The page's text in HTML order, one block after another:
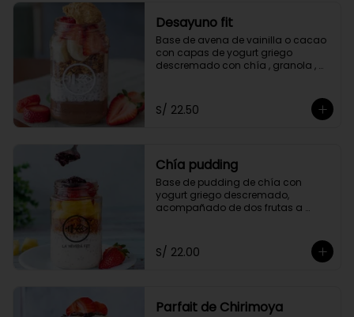
Desayuno fit
Base de avena de vainilla o cacao
con capas de yogurt griego
descremado con chía , granola ,
S/ 22.50
Chía pudding
Base de pudding de chía con
yogurt griego descremado,
acompañado de dos frutas a
S/ 22.00
Parfait de Chirimoya